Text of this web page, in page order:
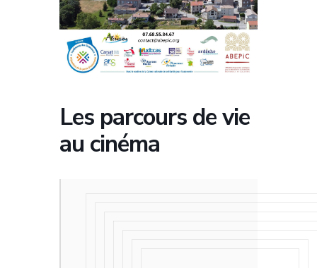
Les parcours de vie
au cinéma